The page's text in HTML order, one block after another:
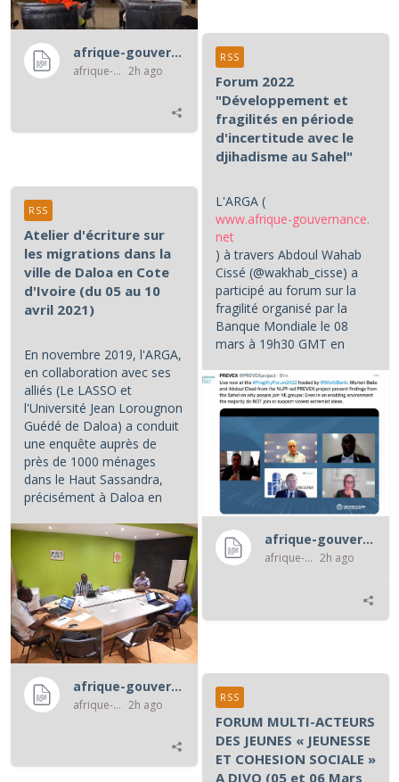
afrique-gouvernance-rss
afrique-gouvernance-rss 2h ago
Forum 2022
"Développement et
fragilités en période
d'incertitude avec le
djihadisme au Sahel"
L'ARGA (
www.afrique-gouvernance.
net
) à travers Abdoul Wahab
Cissé (@wakhab_cisse) a
participé au forum sur la
fragilité organisé par la
Banque Mondiale le 08
mars à 19h30 GMT en
afrique-gouvernance-rss
afrique-gouvernance-rss 2h ago
RSS
Atelier d'écriture sur
les migrations dans la
ville de Daloa en Cote
d'Ivoire (du 05 au 10
avril 2021)
En novembre 2019, l'ARGA,
en collaboration avec ses
alliés (Le LASSO et
l'Université Jean Lorougnon
Guédé de Daloa) a conduit
une enquête auprès de
près de 1000 ménages
dans le Haut Sassandra,
précisément à Daloa en
afrique-gouvernance-rss
afrique-gouvernance-rss 2h ago
RSS
FORUM MULTI-ACTEURS
DES JEUNES « JEUNESSE
ET COHESION SOCIALE »
A DIVO (05 et 06 Mars
RSS